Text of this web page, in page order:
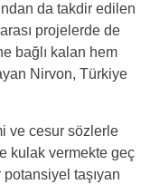
da takdir edilen
projelerde de
bağlı kalan hem
Nirvon, Türkiye
ve cesur sözlerle
kulak vermekte geç
taşıyan